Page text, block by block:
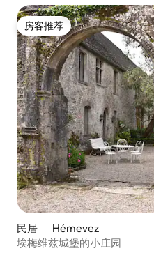
房客推荐
房客推荐
民居 ｜ Hémevez
埃梅维兹城堡的小庄园